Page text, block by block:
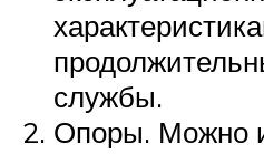
службы.
Опоры. Можно